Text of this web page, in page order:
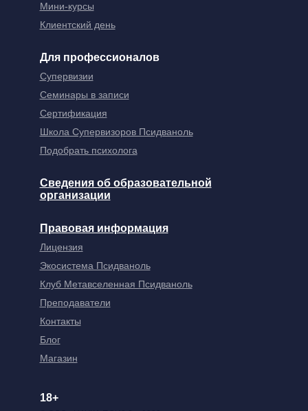
Сведения об образовательной
организации
Правовая информация
Мини-курсы
Клиентский день
Для профессионалов
Супервизии
Семинары в записи
Сертификация
Школа Супервизоров Псидваноль
Подобрать психолога
Лицензия
Экосистема Псидваноль
Клуб Метавселенная Псидваноль
Преподаватели
Контакты
Блог
Магазин
18+